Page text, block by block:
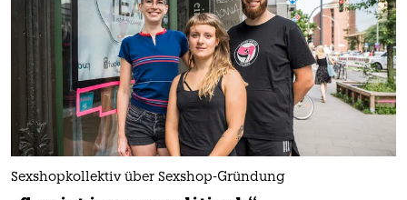
Sexshopkollektiv über Sexshop-Gründung